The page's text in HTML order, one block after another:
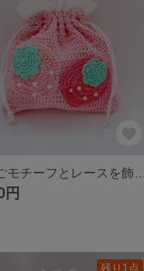
円
残り1点